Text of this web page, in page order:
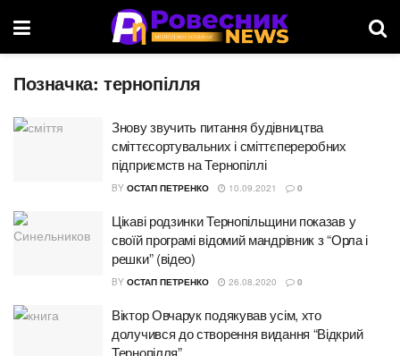
Позначка: тернопілля
Знову звучить питання будівництва
сміттєсортувальних і сміттєпереробних
підприємств на Тернопіллі
BY ОСТАП ПЕТРЕНКО 10.09.2021 0
Цікаві родзинки Тернопільщини показав у
своїй програмі відомий мандрівник з “Орла і
решки” (відео)
BY ОСТАП ПЕТРЕНКО 26.08.2020 0
Віктор Овчарук подякував усім, хто
долучився до створення видання “Відкрий
Тернопілля”